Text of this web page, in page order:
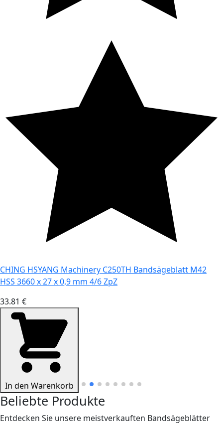
CHING HSYANG Machinery C250TH Bandsägeblatt M42
HSS 3660 x 27 x 0,9 mm 4/6 ZpZ
33.81 €
In den Warenkorb
Beliebte Produkte
Entdecken Sie unsere meistverkauften Bandsägeblätter